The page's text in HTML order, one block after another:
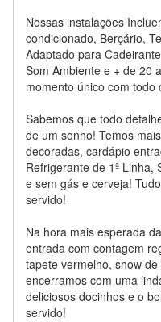
Nossas instalações
condicionado, Berçário,
Adaptado para
Som Ambiente e + de 20
momento único com todo
Sabemos que todo
de um sonho! Temos
decoradas, cardápio
Refrigerante de 1ª Linha,
e sem gás e cerveja!
servido!
Na hora mais esperada
entrada com contagem
tapete vermelho, show
encerramos com uma
deliciosos docinhos e o
servido!